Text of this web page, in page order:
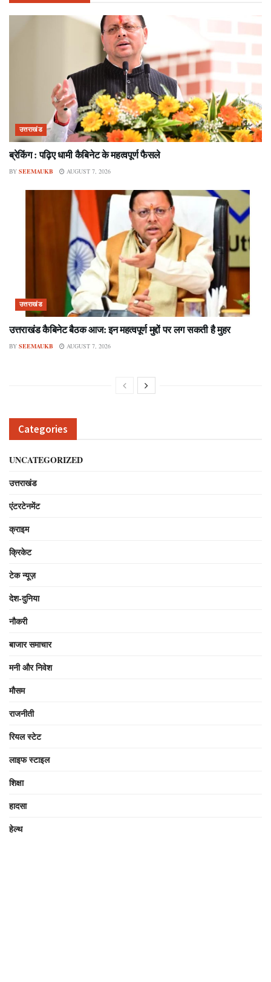
उत्तराखंड
ब्रेकिंग : पढ़िए धामी कैबिनेट के महत्वपूर्ण फैसले
BY SEEMAUKB AUGUST 7, 2026
उत्तराखंड
उत्तराखंड कैबिनेट बैठक आज: इन महत्वपूर्ण मुद्दों पर लग सकती है मुहर
BY SEEMAUKB AUGUST 7, 2026
Categories
UNCATEGORIZED
उत्तराखंड
एंटरटेनमेंट
क्राइम
क्रिकेट
टेक न्यूज़
देश-दुनिया
नौकरी
बाजार समाचार
मनी और निवेश
मौसम
राजनीती
रियल स्टेट
लाइफ स्टाइल
शिक्षा
हादसा
हेल्थ